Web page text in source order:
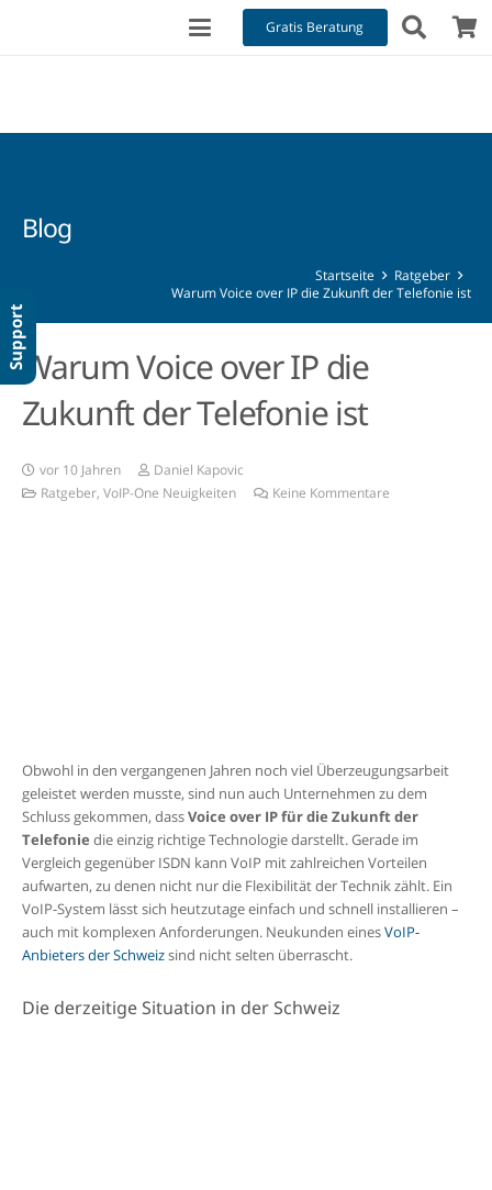
Gratis Beratung
Blog
Startseite
Ratgeber
Warum Voice over IP die Zukunft der Telefonie ist
Warum Voice over IP die
Zukunft der Telefonie ist
vor 10 Jahren
Daniel Kapovic
Ratgeber,VoIP-One Neuigkeiten Keine Kommentare
Obwohl in den vergangenen Jahren noch viel Überzeugungsarbeit
geleistet werden musste, sind nun auch Unternehmen zu dem
Schluss gekommen, dassVoice over IP für die Zukunft der
Telefonie die einzig richtige Technologie darstellt. Gerade im
Vergleich gegenüber ISDN kann VoIP mit zahlreichen Vorteilen
aufwarten, zu denen nicht nur die Flexibilität der Technik zählt. Ein
VoIP-System lässt sich heutzutage einfach und schnell installieren –
auch mit komplexen Anforderungen. Neukunden einesVoIP-
Anbieters der Schweizsind nicht selten überrascht.
Die derzeitige Situation in der Schweiz
Support